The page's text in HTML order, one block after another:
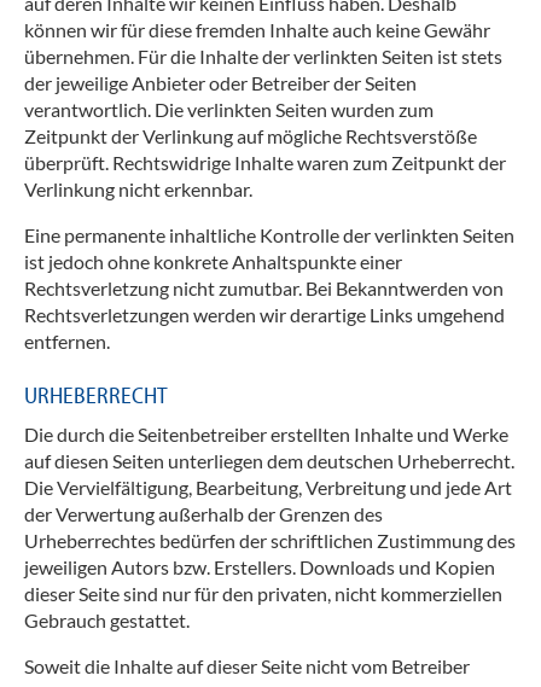
können wir für diese fremden Inhalte auch keine Gewähr
übernehmen. Für die Inhalte der verlinkten Seiten ist stets
der jeweilige Anbieter oder Betreiber der Seiten
verantwortlich. Die verlinkten Seiten wurden zum
Zeitpunkt der Verlinkung auf mögliche Rechtsverstöße
überprüft. Rechtswidrige Inhalte waren zum Zeitpunkt der
Verlinkung nicht erkennbar.
Eine permanente inhaltliche Kontrolle der verlinkten Seiten
ist jedoch ohne konkrete Anhaltspunkte einer
Rechtsverletzung nicht zumutbar. Bei Bekanntwerden von
Rechtsverletzungen werden wir derartige Links umgehend
entfernen.
URHEBERRECHT
Die durch die Seitenbetreiber erstellten Inhalte und Werke
auf diesen Seiten unterliegen dem deutschen Urheberrecht.
Die Vervielfältigung, Bearbeitung, Verbreitung und jede Art
der Verwertung außerhalb der Grenzen des
Urheberrechtes bedürfen der schriftlichen Zustimmung des
jeweiligen Autors bzw. Erstellers. Downloads und Kopien
dieser Seite sind nur für den privaten, nicht kommerziellen
Gebrauch gestattet.
Soweit die Inhalte auf dieser Seite nicht vom Betreiber